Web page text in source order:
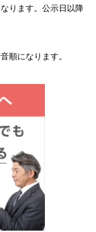
ります。公示日以降
順になります。